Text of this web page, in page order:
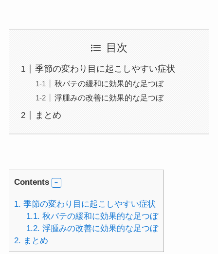
目次
季節の変わり目に起こしやすい症状
秋バテの緩和に効果的な足つぼ
浮腫みの改善に効果的な足つぼ
まとめ
Contents
1. 季節の変わり目に起こしやすい症状
1.1. 秋バテの緩和に効果的な足つぼ
1.2. 浮腫みの改善に効果的な足つぼ
2. まとめ